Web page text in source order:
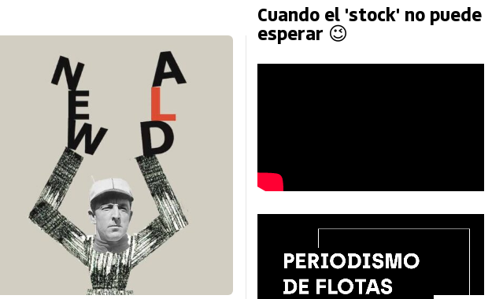
Cuando el 'stock' no puede
esperar 😉